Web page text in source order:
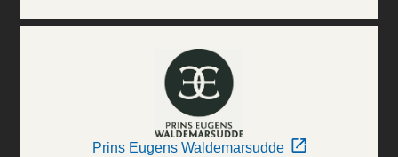
Prins Eugens Waldemarsudde